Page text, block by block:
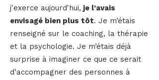
j'exerce aujourd'hui, je l’avais
envisagé bien plus tôt. Je m’étais
renseigné sur le coaching, la thérapie
et la psychologie. Je m’étais déjà
surprise à imaginer ce que ce serait
d’accompagner des personnes à